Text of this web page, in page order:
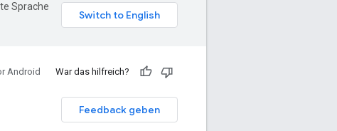
Sprache
Android War das hilfreich?
Feedback geben